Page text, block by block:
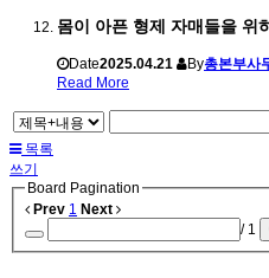
몸이 아픈 형제 자매들을 위
Date2025.04.21 By총본부사
Read More
목록
쓰기
Board Pagination
Prev 1 Next
/ 1